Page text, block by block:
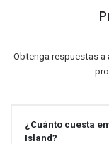
Obtenga respuestas a
¿Cuánto cuesta
Island?